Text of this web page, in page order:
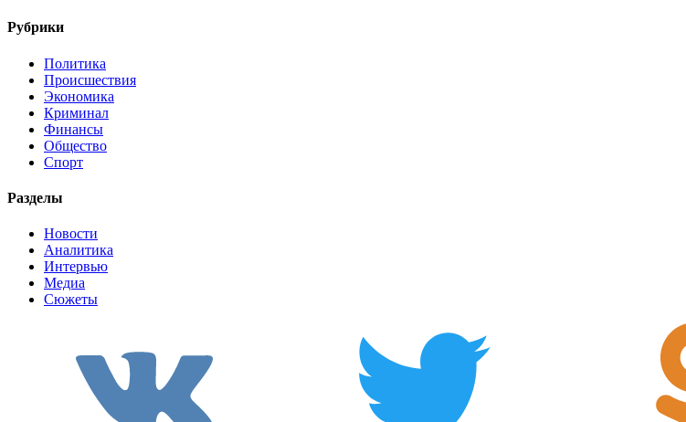
Рубрики
Политика
Происшествия
Экономика
Криминал
Финансы
Общество
Спорт
Разделы
Новости
Аналитика
Интервью
Медиа
Сюжеты